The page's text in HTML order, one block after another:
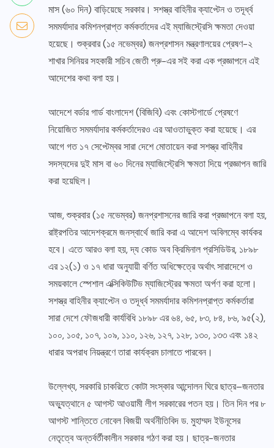
মাস (৬০ দিন) বাড়িয়েছে সরকার। সশস্ত্র বাহিনীর ক্যাপ্টেন ও তদূর্ধ্ব
সমমর্যাদার কমিশনপ্রাপ্ত কর্মকর্তাদের এই ম্যাজিস্ট্রেসি ক্ষমতা দেওয়া
হয়েছে। শুক্রবার (১৫ নভেম্বর) জনপ্রশাসন মন্ত্রণালয়ের প্রেষণ-২
শাখার সিনিয়র সহকারী সচিব জেতী প্রু-এর সই করা এক প্রজ্ঞাপনে এই
আদেশের কথা বলা হয়।
আদেশে বর্ডার গার্ড বাংলাদেশ (বিজিবি) এবং কোস্টগার্ডে প্রেষণে
নিয়োজিত সমমর্যাদার কর্মকর্তাদেরও এর আওতাভুক্ত করা হয়েছে। এর
আগে গত ১৭ সেপ্টেম্বর সারা দেশে মোতায়েন করা সশস্ত্র বাহিনীর
সদস্যদের দুই মাস বা ৬০ দিনের ম্যাজিস্ট্রেসি ক্ষমতা দিয়ে প্রজ্ঞাপন জারি
করা হয়েছিল।
আজ, শুক্রবার (১৫ নভেম্বর) জনপ্রশাসনের জারি করা প্রজ্ঞাপনে বলা হয়,
রাষ্ট্রপতির আদেশক্রমে জনস্বার্থে জারি করা এ আদেশ অবিলম্বে কার্যকর
হবে। এতে আরও বলা হয়, দ্য কোড অব ক্রিমিনাল প্রসিডিউর, ১৮৯৮
এর ১২(১) ও ১৭ ধারা অনুযায়ী বর্ণিত অধিক্ষেত্রে অর্থাৎ সারাদেশে ও
সময়কালে স্পেশাল এক্সিকিউটিভ ম্যাজিস্ট্রের ক্ষমতা অর্পণ করা হলো।
সশস্ত্র বাহিনীর ক্যাপ্টেন ও তদূর্ধ্ব সমমর্যাদার কমিশনপ্রাপ্ত কর্মকর্তারা
সারা দেশে ফৌজধারী কার্যবিধি ১৮৯৮ এর ৬৪, ৬৫, ৮৩, ৮৪, ৮৬, ৯৫(২),
১০০, ১০৫, ১০৭, ১০৯, ১১০, ১২৬, ১২৭, ১২৮, ১৩০, ১৩৩ এবং ১৪২
ধারার অপরাধ নিয়ন্ত্রণে তারা কার্যক্রম চালাতে পারবেন।
উল্লেখ্য, সরকারি চাকরিতে কোটা সংস্কার আন্দোলন ঘিরে ছাত্র–জনতার
অভ্যুত্থানে ৫ আগস্ট আওয়ামী লীগ সরকারের পতন হয়। তিন দিন পর ৮
আগস্ট শান্তিতে নোবেল বিজয়ী অর্থনীতিবিদ ড. মুহাম্মদ ইউনূসের
নেতৃত্বে অন্তর্বর্তীকালীন সরকার গঠণ করা হয়। ছাত্র-জনতার